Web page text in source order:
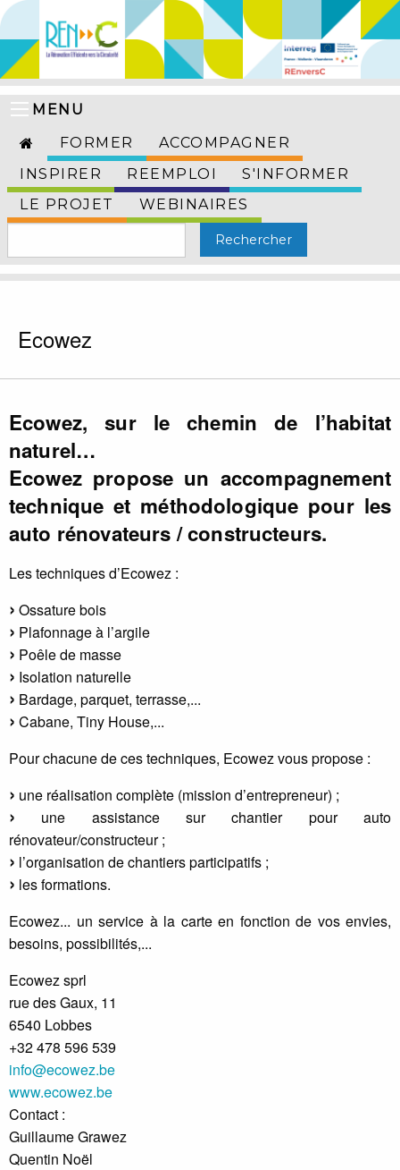
MENU
FORMER
ACCOMPAGNER
INSPIRER
REEMPLOI
S'INFORMER
LE PROJET
WEBINAIRES
Ecowez
Ecowez, sur le chemin de l’habitat
naturel…
Ecowez propose un accompagnement
technique et méthodologique pour les
auto rénovateurs / constructeurs.
Les techniques d’Ecowez :
Ossature bois
Plafonnage à l’argile
Poêle de masse
Isolation naturelle
Bardage, parquet, terrasse,...
Cabane, Tiny House,...
Pour chacune de ces techniques, Ecowez vous propose :
une réalisation complète (mission d’entrepreneur) ;
une assistance sur chantier pour auto
rénovateur/constructeur ;
l’organisation de chantiers participatifs ;
les formations.
Ecowez... un service à la carte en fonction de vos envies,
besoins, possibilités,...
Ecowez sprl
rue des Gaux, 11
6540 Lobbes
+32 478 596 539
info@ecowez.be
www.ecowez.be
Contact :
Guillaume Grawez
Quentin Noël